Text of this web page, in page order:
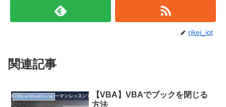
rikei_iot
関連記事
Office/Word/Excel
【VBA】VBAでブックを閉じる
方法